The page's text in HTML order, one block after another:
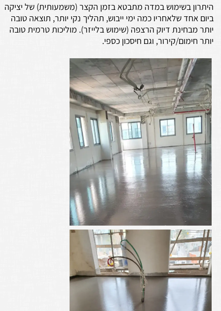
היתרון בשימוש במדה מתבטא בזמן הקצר (משמעותית) של יציקה
ביום אחד שלאחריו כמה ימי ייבוש, תהליך נקי יותר, תוצאה טובה
יותר מבחינת דיוק הרצפה (שימוש בלייזר). מוליכות טרמית טובה
יותר חימום/קירור, וגם חיסכון כספי.